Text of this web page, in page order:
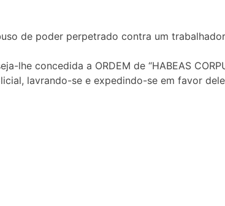
de poder perpetrado contra um
lhe concedida a ORDEM de “HABEAS
lavrando-se e expedindo-se em favor